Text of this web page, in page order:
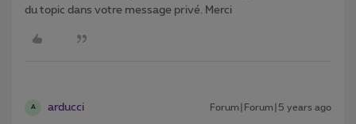
du topic dans votre message privé. Merci
A arducci Forum|Forum|5 years ago